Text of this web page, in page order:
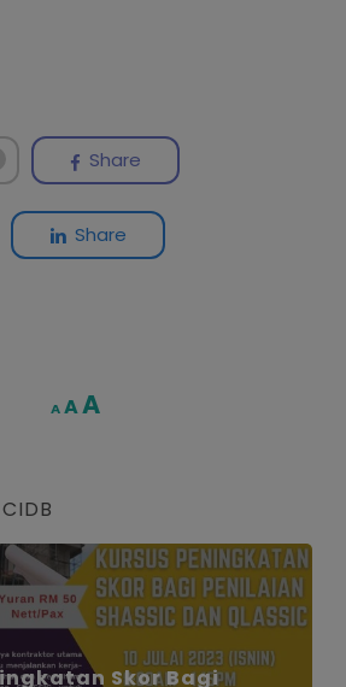
Share
Share
A Decrease
AReset
AIncrease
Skor Bagi